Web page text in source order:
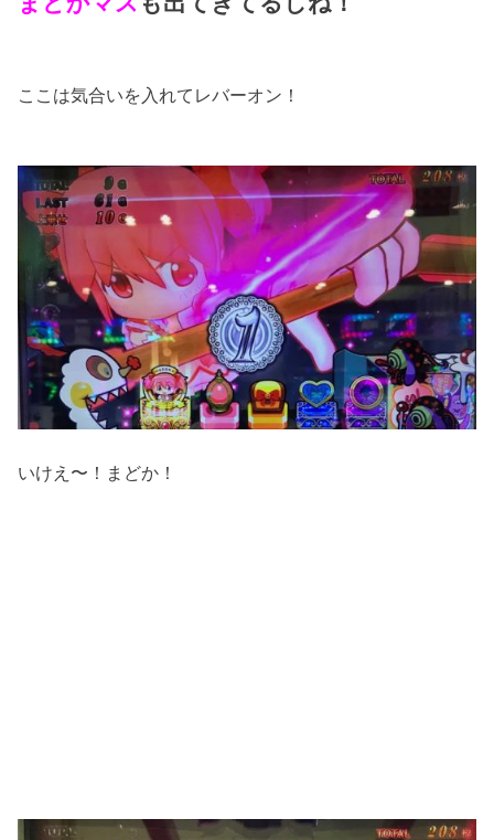
ここは気合いを入れてレバーオン！
いけえ〜！まどか！